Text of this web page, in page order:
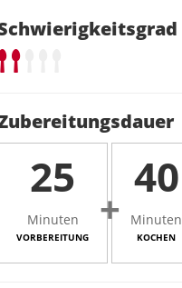
25
Minuten
VORBEREITUNG
+
40
Minuten
KOCHEN